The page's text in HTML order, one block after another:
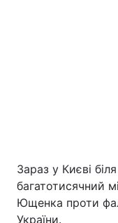
Зараз у Києві
багатотисячний
Ющенка проти
України.